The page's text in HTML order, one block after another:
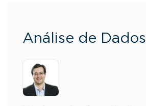
Análise de Dados